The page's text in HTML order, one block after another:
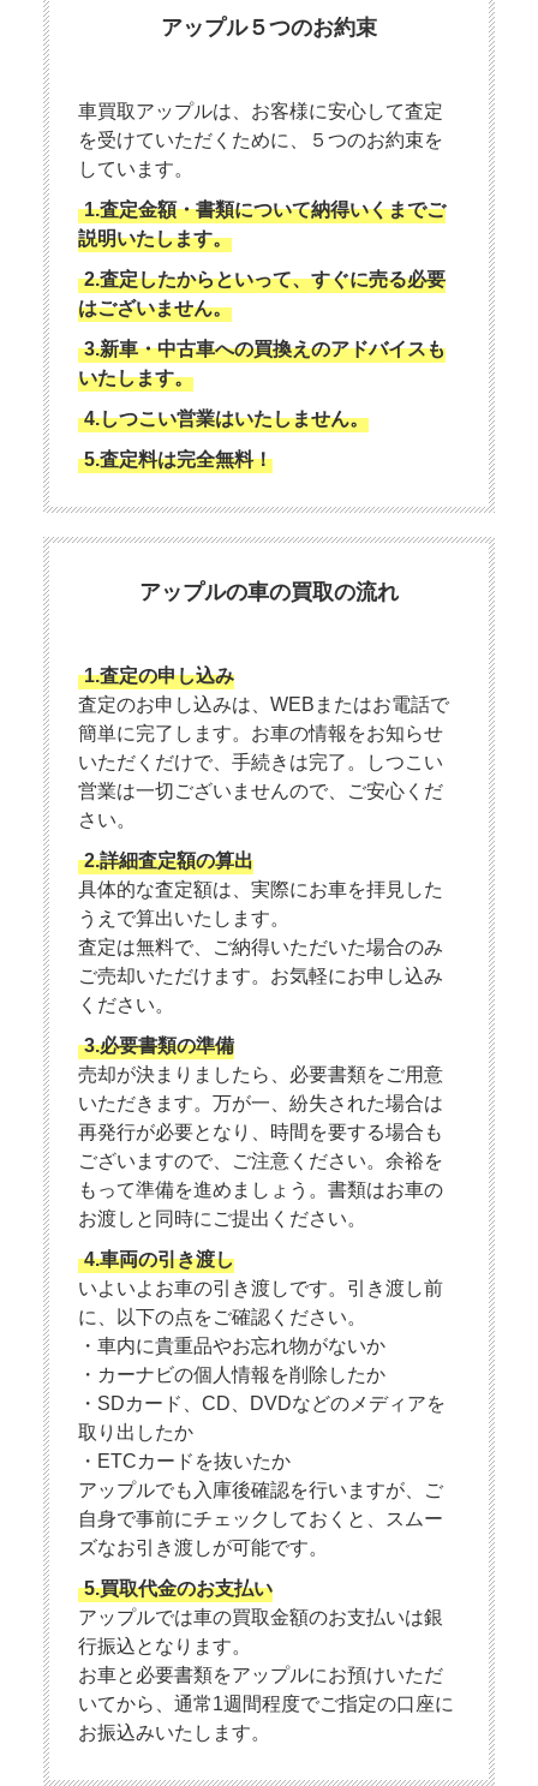
アップル５つのお約束
車買取アップルは、お客様に安心して査定
を受けていただくために、５つのお約束を
しています。
1.査定金額・書類について納得いくまでご
説明いたします。
2.査定したからといって、すぐに売る必要
はございません。
3.新車・中古車への買換えのアドバイスも
いたします。
4.しつこい営業はいたしません。
5.査定料は完全無料！
アップルの車の買取の流れ
1.査定の申し込み
査定のお申し込みは、WEBまたはお電話で
簡単に完了します。お車の情報をお知らせ
いただくだけで、手続きは完了。しつこい
営業は一切ございませんので、ご安心くだ
さい。
2.詳細査定額の算出
具体的な査定額は、実際にお車を拝見した
うえで算出いたします。
査定は無料で、ご納得いただいた場合のみ
ご売却いただけます。お気軽にお申し込み
ください。
3.必要書類の準備
売却が決まりましたら、必要書類をご用意
いただきます。万が一、紛失された場合は
再発行が必要となり、時間を要する場合も
ございますので、ご注意ください。余裕を
もって準備を進めましょう。書類はお車の
お渡しと同時にご提出ください。
4.車両の引き渡し
いよいよお車の引き渡しです。引き渡し前
に、以下の点をご確認ください。
・車内に貴重品やお忘れ物がないか
・カーナビの個人情報を削除したか
・SDカード、CD、DVDなどのメディアを
取り出したか
・ETCカードを抜いたか
アップルでも入庫後確認を行いますが、ご
自身で事前にチェックしておくと、スムー
ズなお引き渡しが可能です。
5.買取代金のお支払い
アップルでは車の買取金額のお支払いは銀
行振込となります。
お車と必要書類をアップルにお預けいただ
いてから、通常1週間程度でご指定の口座に
お振込みいたします。